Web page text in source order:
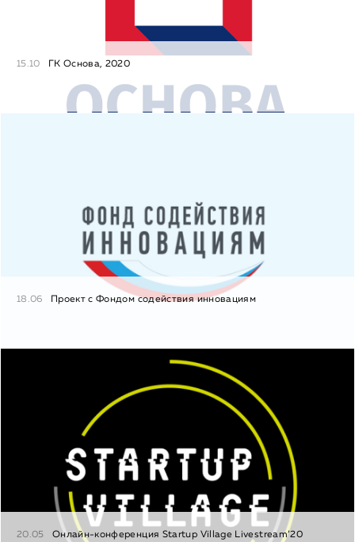
15.10 ГК Основа, 2020
18.06 Проект с Фондом содействия инновациям
20.05 Онлайн-конференция Startup Village Livestream’20